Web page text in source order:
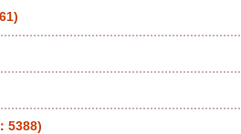
5388)